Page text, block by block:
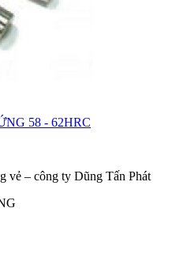
58 - 62HRC
vẻ – công ty Dũng Tấn Phát